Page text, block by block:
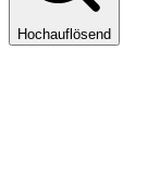
Hochauflösend